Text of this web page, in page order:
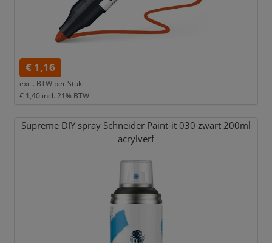
€ 1,16
excl. BTW per Stuk
€ 1,40 incl. 21% BTW
Supreme DIY spray Schneider Paint-it 030 zwart 200ml
acrylverf